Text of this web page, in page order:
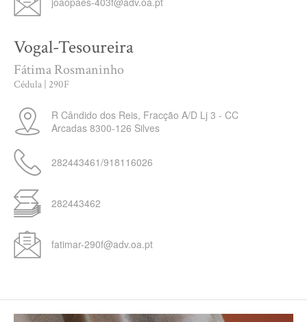
Vogal-Tesoureira
Fátima Rosmaninho
Cédula | 290F
R Cândido dos Reis, Fracção A/D Lj 3 - CC
Arcadas 8300-126 Silves
282443461/918116026
282443462
fatimar-290f@adv.oa.pt